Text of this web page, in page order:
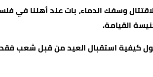
وسفك الدماء، بات عند أهلنا في
القيامة.
كيفية استقبال العيد من قبل شعب فقد